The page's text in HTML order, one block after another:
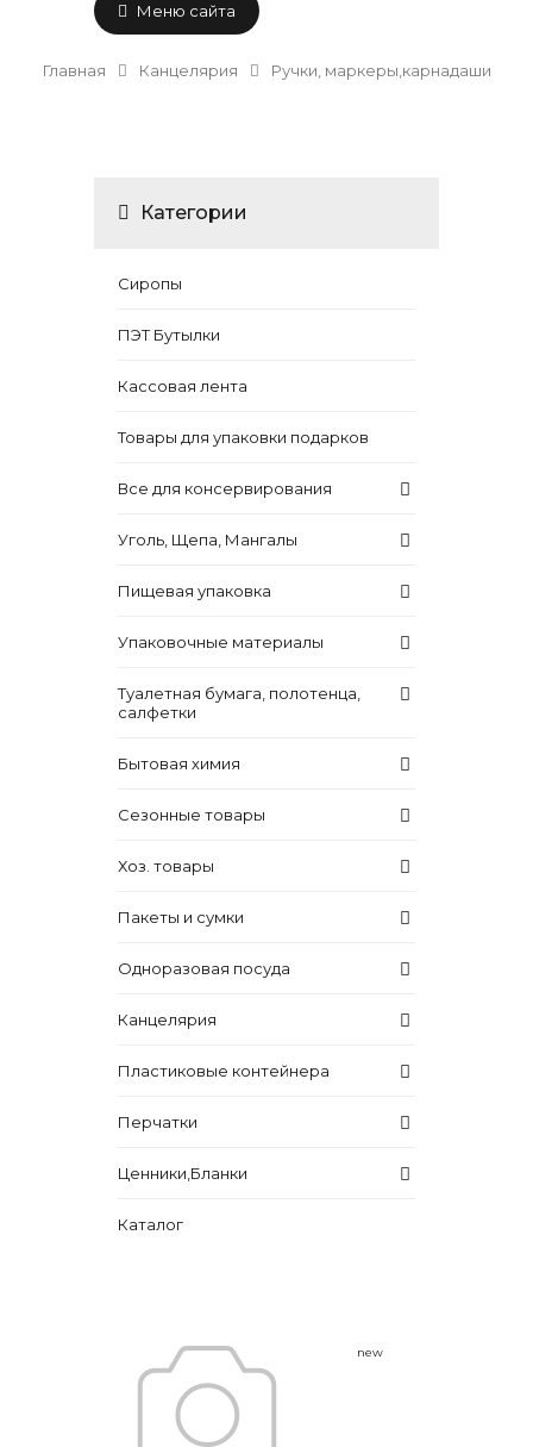
Меню сайта
Главная Канцелярия Ручки, маркеры,карнадаши
Категории
Сиропы
ПЭТ Бутылки
Кассовая лента
Товары для упаковки подарков
Все для консервирования
Уголь, Щепа, Мангалы
Пищевая упаковка
Упаковочные материалы
Туалетная бумага, полотенца,
салфетки
Бытовая химия
Сезонные товары
Хоз. товары
Пакеты и сумки
Одноразовая посуда
Канцелярия
Пластиковые контейнера
Перчатки
Ценники,Бланки
Каталог
new